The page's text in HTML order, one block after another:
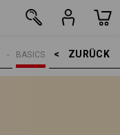
ZURÜCK    >
BASICS